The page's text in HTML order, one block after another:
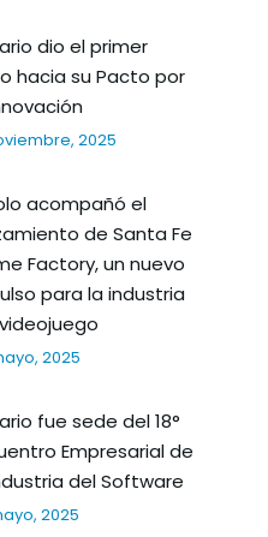
dio el primer
hacia su Pacto por
2025
acompañó el
de Santa Fe
Factory, un nuevo
para la industria
2025
fue sede del 18°
Empresarial de
del Software
2025